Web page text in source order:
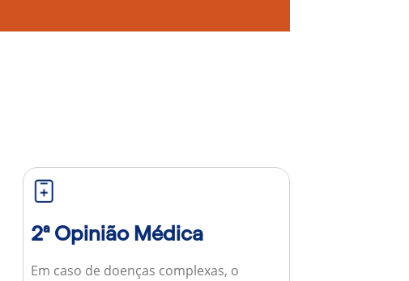
2ª Opinião Médica
Em caso de doenças complexas, o